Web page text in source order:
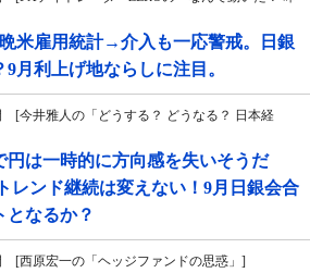
晩米雇用統計→介入も一応警戒。日銀
月利上げ地ならしに注目。
[今井雅人の「どうする？ どうなる？ 日本経
円は一時的に方向感を失いそうだ
レンド継続は変えない！9月日銀会合
となるか？
[西原宏一の「ヘッジファンドの思惑」]